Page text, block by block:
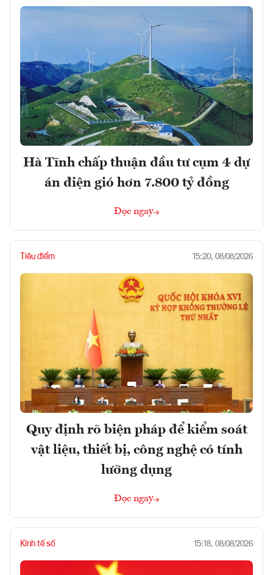
Hà Tĩnh chấp thuận đầu tư cụm 4 dự
án điện gió hơn 7.800 tỷ đồng
Đọc ngay
Tiêu điểm 15:20, 08/08/2026
Quy định rõ biện pháp để kiểm soát
vật liệu, thiết bị, công nghệ có tính
lưỡng dụng
Đọc ngay
Kinh tế số 15:18, 08/08/2026